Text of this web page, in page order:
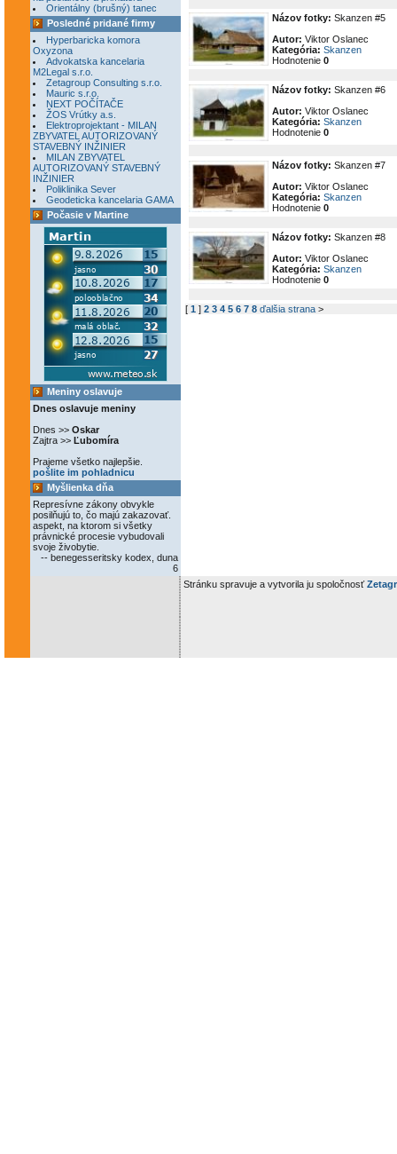
Orientálny (brušný) tanec
Posledné pridané firmy
Hyperbaricka komora
Oxyzona
Advokatska kancelaria
M2Legal s.r.o.
Zetagroup Consulting s.r.o.
Mauric s.r.o.
NEXT POČÍTAČE
ŽOS Vrútky a.s.
Elektroprojektant - MILAN
ZBYVATEL AUTORIZOVANÝ
STAVEBNÝ INŽINIER
MILAN ZBYVATEL
AUTORIZOVANÝ STAVEBNÝ
INŽINIER
Poliklinika Sever
Geodeticka kancelaria GAMA
Počasie v Martine
Meniny oslavuje
Dnes oslavuje meniny
Dnes >> Oskar
Zajtra >> Ľubomíra
Prajeme všetko najlepšie.
pošlite im pohladnicu
Myšlienka dňa
Represívne zákony obvykle
posilňujú to, čo majú zakazovať.
aspekt, na ktorom si všetky
právnické procesie vybudovali
svoje živobytie.
-- benegesseritsky kodex, duna
6
Názov fotky: Skanzen #5
Autor: Viktor Oslanec
Kategória: Skanzen
Hodnotenie 0
Názov fotky: Skanzen #6
Autor: Viktor Oslanec
Kategória: Skanzen
Hodnotenie 0
Názov fotky: Skanzen #7
Autor: Viktor Oslanec
Kategória: Skanzen
Hodnotenie 0
Názov fotky: Skanzen #8
Autor: Viktor Oslanec
Kategória: Skanzen
Hodnotenie 0
[ 1 ] 2 3 4 5 6 7 8 ďalšia strana >
Stránku spravuje a vytvorila ju spoločnosť